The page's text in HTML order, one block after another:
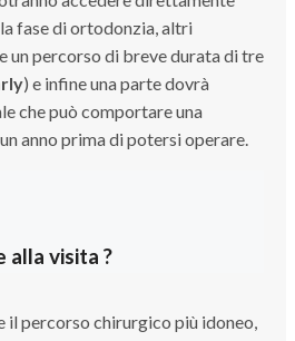
fase di ortodonzia, altri
un percorso di breve durata di tre
) e infine una parte dovrà
che può comportare una
anno prima di potersi operare.
alla visita ?
il percorso chirurgico più idoneo,